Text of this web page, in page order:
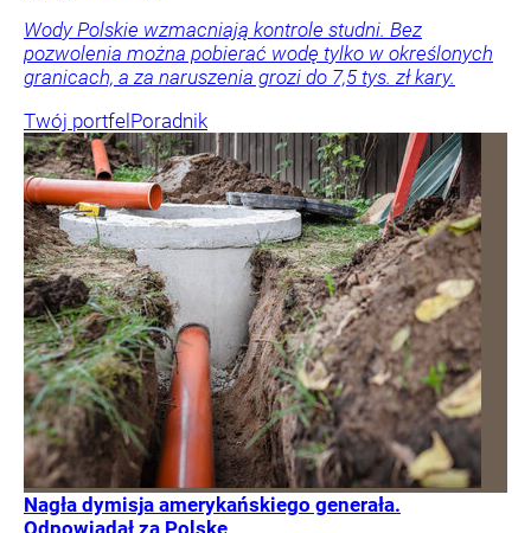
Wody Polskie wzmacniają kontrole studni. Bez
pozwolenia można pobierać wodę tylko w określonych
granicach, a za naruszenia grozi do 7,5 tys. zł kary.
Twój portfel Poradnik
Nagła dymisja amerykańskiego generała.